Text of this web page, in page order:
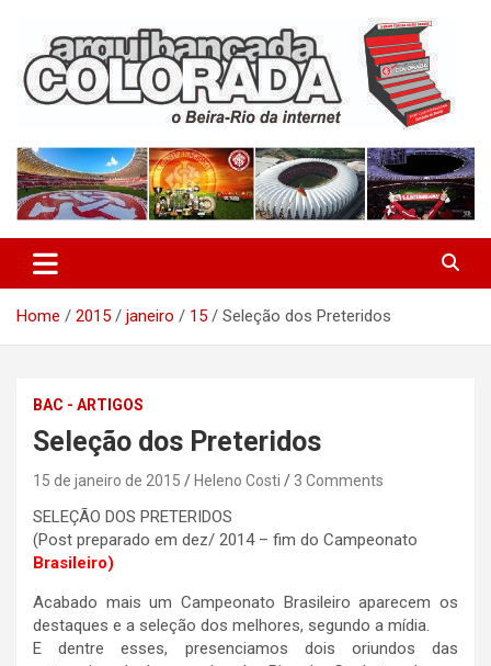
content
Arquibancada Colorada
Home 2015 janeiro 15 Seleção dos Preteridos
BAC - ARTIGOS
Seleção dos Preteridos
15 de janeiro de 2015 Heleno Costi 3 Comments
SELEÇÃO DOS PRETERIDOS​
(Post preparado em dez/ 2014 – fim do Campeonato
Brasileiro)
​Acabado mais um Campeonato Brasileiro aparecem os
destaques e a seleção dos melhores, segundo a mídia.
​E dentre esses, presenciamos dois oriundos das